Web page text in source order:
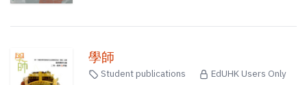
學師
Student publications EdUHK Users Only